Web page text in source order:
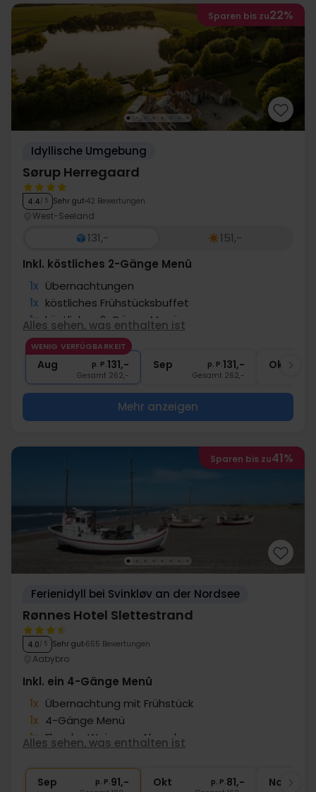
Sparen bis zu22%
Idyllische Umgebung
Sørup Herregaard
4.4/ 5 Sehr gut 42 Bewertungen
West-Seeland
131,-
151,-
Inkl. köstliches 2-Gänge Menü
1x Übernachtungen
1x köstliches Frühstücksbuffet
1x köstliches 2-Gänge Menü
1x Kaffee/Tee und Kuchen am Nachmittag
∞ Gratis Parken
Alles sehen, was enthalten ist
WENIG VERFÜGBARKEIT
Aug p. P.131,-
Gesamt 262,-
Sep p. P.131,-
Gesamt 262,-
Okt
Mehr anzeigen
Sparen bis zu41%
Ferienidyll bei Svinkløv an der Nordsee
Rønnes Hotel Slettestrand
4.0/ 5 Sehr gut 655 Bewertungen
Aabybro
Inkl. ein 4-Gänge Menü
1x Übernachtung mit Frühstück
1x 4-Gänge Menü
1x Flasche Wein zum Abendessen
∞ Gratis Parken
Alles sehen, was enthalten ist
Sep p. P.91,- Okt p. P.81,- Nov